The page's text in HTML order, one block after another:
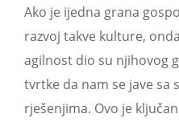
Ako je ijedna grana
razvoj takve kulture,
agilnost dio su njihovog
tvrtke da nam se jave sa
rješenjima. Ovo je